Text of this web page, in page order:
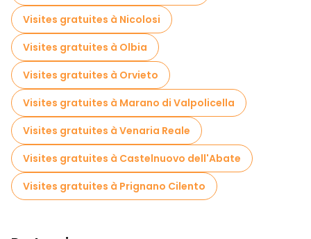
Visites nocturnes gratuites à Naples
Tours à vélo à Naples
Visites gastronomiques à Naples
Visites gratuites à proximité Underground Naples
Visites gratuites à proximité Piazza del Plebiscito
Visites gratuites à Nicolosi
Visites gratuites à Olbia
Visites gratuites à Orvieto
Visites gratuites à Marano di Valpolicella
Visites gratuites à Venaria Reale
Visites gratuites à Castelnuovo dell'Abate
Visites gratuites à Prignano Cilento